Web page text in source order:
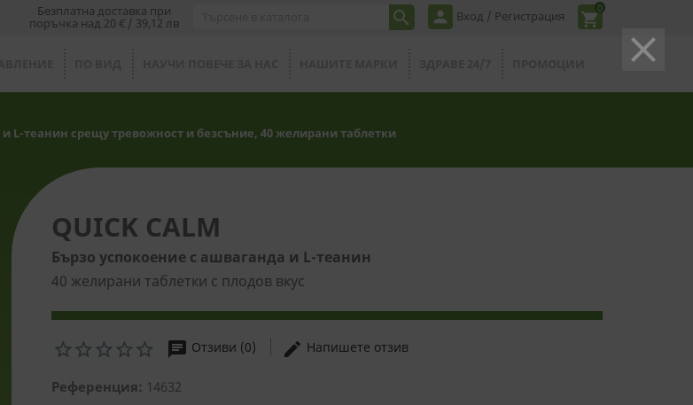
Безплатна доставка при
поръчка над 20 € / 39,12 лв  person Вход / Регистрация shopping_cart
0
и L-теанин срещу тревожност и безсъние, 40 желирани таблетки
QUICK CALM
Бързо успокоение с ашваганда и L-теанин
40 желирани таблетки с плодов вкус
chat Отзиви (0) edit Напишете отзив
Референция: 14632
clear